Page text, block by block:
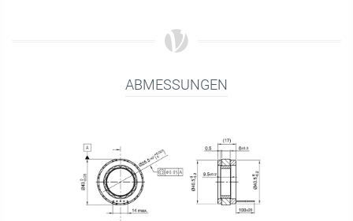
ABMESSUNGEN